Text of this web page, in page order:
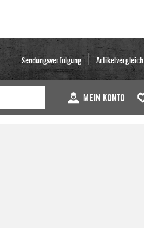
Sendungsverfolgung Artikelvergleich
MEIN KONTO